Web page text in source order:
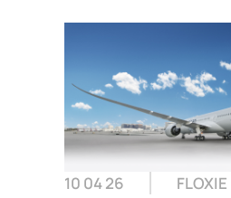
10 04 26 FLOXIE